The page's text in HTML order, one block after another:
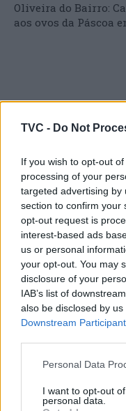
TVC - Do Not
If you wish to opt-out
processing of your
targeted advertising by
section to confirm your
opt-out request is
interest-based ads
us or personal
your opt-out. You may
disclosure of your
IAB’s list of
also be disclosed by
Downstream
Personal Data
I want to opt-out
personal data.
Oliveira do Bairro:
aos ovos da Páscoa
Deputados do
Sinfónica da
certame